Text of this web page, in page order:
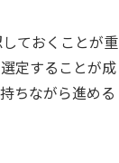
ておくことが重
定することが成
ちながら進める